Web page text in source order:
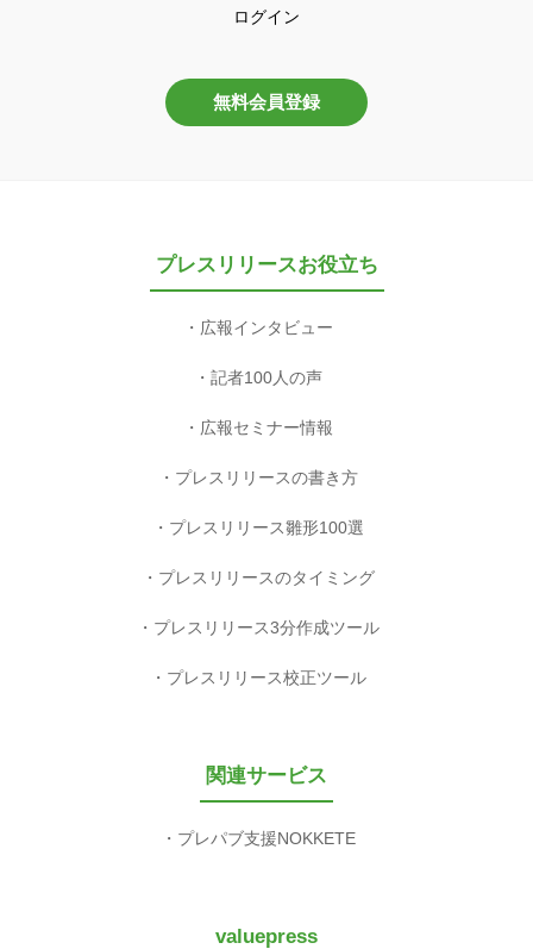
ログイン
無料会員登録
プレスリリースお役立ち
広報インタビュー
記者100人の声
広報セミナー情報
プレスリリースの書き方
プレスリリース雛形100選
プレスリリースのタイミング
プレスリリース3分作成ツール
プレスリリース校正ツール
関連サービス
プレパブ支援NOKKETE
valuepress